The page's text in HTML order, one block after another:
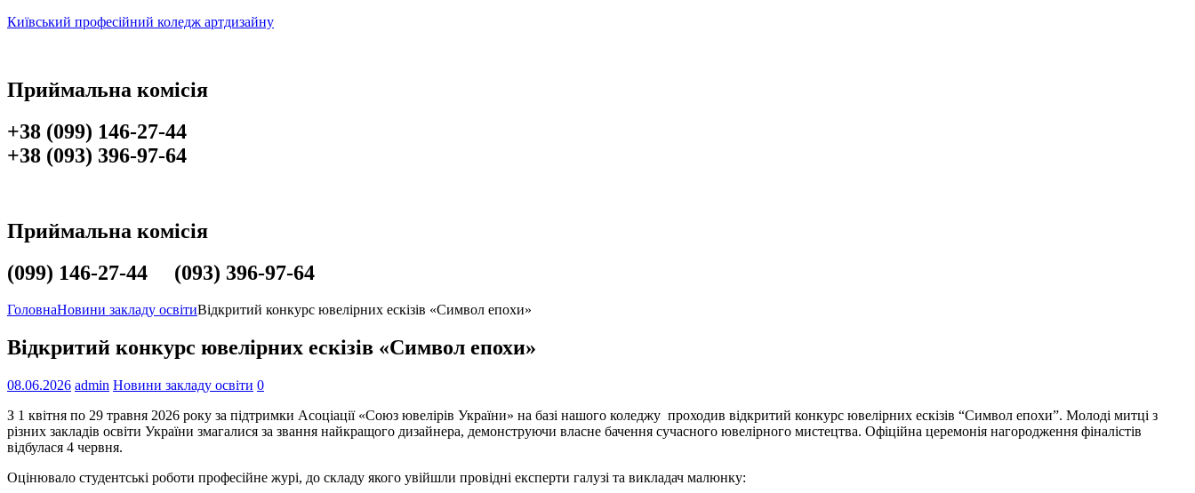
Київський професійний коледж артдизайну
Приймальна комісія
+38 (099) 146-27-44
+38 (093) 396-97-64
Приймальна комісія
(099) 146-27-44 (093) 396-97-64
ГоловнаНовини закладу освітиВідкритий конкурс ювелірних ескізів «Символ епохи»
Відкритий конкурс ювелірних ескізів «Символ епохи»
08.06.2026 admin Новини закладу освіти 0
З 1 квітня по 29 травня 2026 року за підтримки Асоціації «Союз ювелірів України» на базі нашого коледжу проходив відкритий конкурс ювелірних ескізів “Символ епохи”. Молоді митці з
різних закладів освіти України змагалися за звання найкращого дизайнера, демонструючи власне бачення сучасного ювелірного мистецтва. Офіційна церемонія нагородження фіналістів
відбулася 4 червня.
Оцінювало студентські роботи професійне журі, до складу якого увійшли провідні експерти галузі та викладач малюнку: